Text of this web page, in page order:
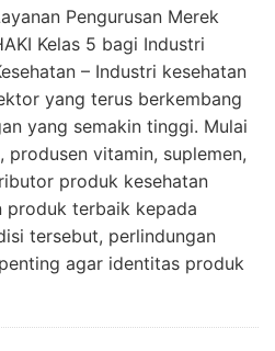
Pengurusan Merek
Kelas 5 bagi Industri
– Industri kesehatan
yang terus berkembang
yang semakin tinggi. Mulai
produsen vitamin, suplemen,
produk kesehatan
produk terbaik kepada
tersebut, perlindungan
agar identitas produk